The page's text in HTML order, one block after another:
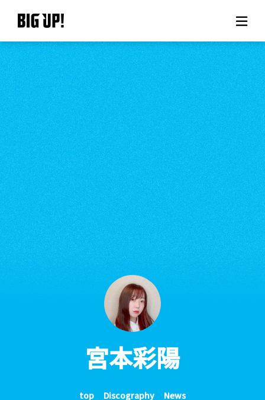
About BIG UP!
News
Rate plan
support
Usage flow
Questions
宮本彩陽
top Discography News